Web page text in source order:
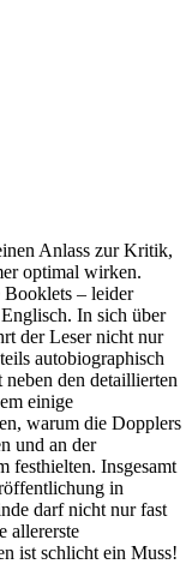
Anlass zur Kritik,
optimal wirken.
Booklets – leider
In sich über
der Leser nicht nur
autobiographisch
den detaillierten
einige
warum die Dopplers
und an der
festhielten. Insgesamt
in
darf nicht nur fast
allererste
ist schlicht ein Muss!